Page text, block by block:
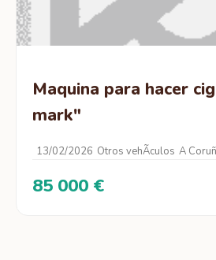
Maquina para hacer
mark"
13/02/2026 Otros vehÃ­culos A
85 000 €